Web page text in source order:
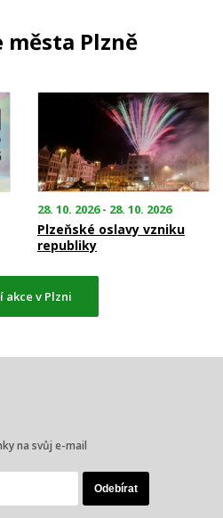
města Plzně
28. 10. 2026 - 28. 10. 2026
Plzeňské oslavy vzniku
republiky
akce v Plzni
na svůj e-mail